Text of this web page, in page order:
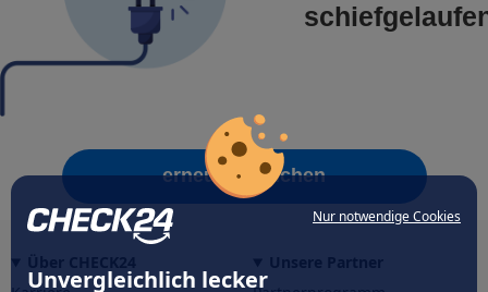
Nur notwendige Cookies
Unvergleichlich lecker
erneut versuchen